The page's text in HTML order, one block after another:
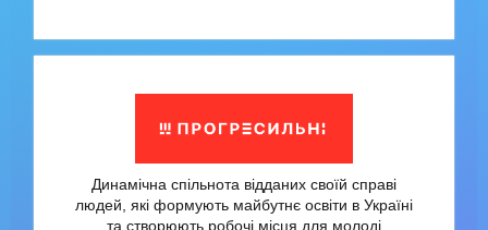
Динамічна спільнота відданих своїй справі
людей, які формують майбутнє освіти в Україні
та створюють робочі місця для молоді